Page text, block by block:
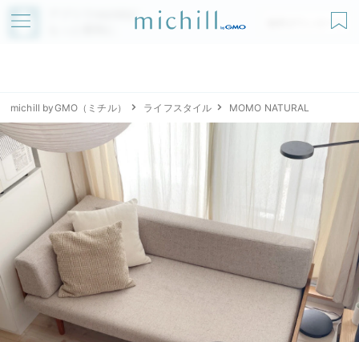
アプリでmichillが
無料ダウンロード
michill byGMO（ミチル） ライフスタイル MOMO NATURAL